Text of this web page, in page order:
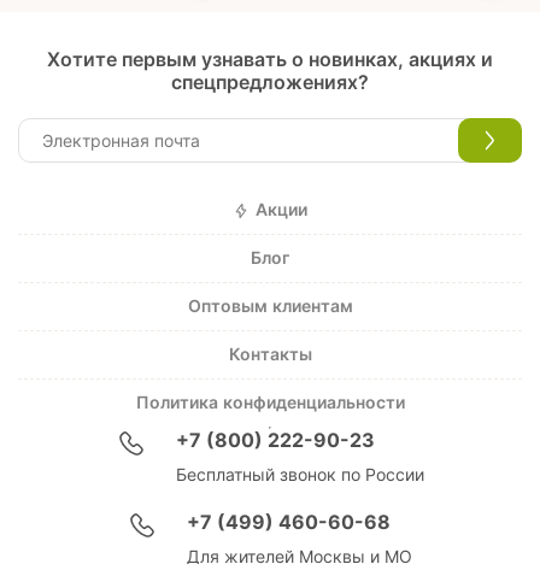
Хотите первым узнавать о новинках, акциях и
спецпредложениях?
Акции
Блог
Оптовым клиентам
Контакты
Политика конфиденциальности
+7 (800) 222-90-23
Бесплатный звонок по России
+7 (499) 460-60-68
Для жителей Москвы и МО